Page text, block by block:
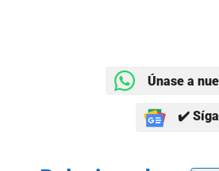
Únase a
✔️